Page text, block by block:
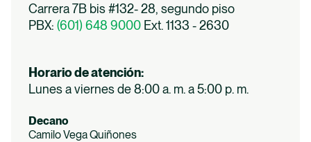
Carrera 7B bis #132- 28, segundo piso
PBX: (601) 648 9000 Ext. 1133 - 2630
Horario de atención:
Lunes a viernes de 8:00 a. m. a 5:00 p. m.
Decano
Camilo Vega Quiñones